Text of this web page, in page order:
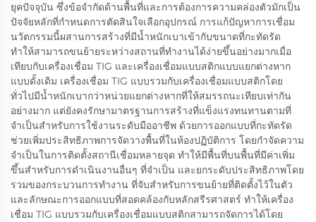
ยุคปัจจุบัน ซึ่งข้อจำกัดด้านพื้นที่และการต้องการความคล่องตัวมักเป็น
ปัจจัยหลักที่กำหนดการตัดสินใจเลือกอุปกรณ์ การแก้ปัญหาการเชื่อม
นวัตกรรมนี้ผสานการสร้างที่มีน้ำหนักเบาเข้ากับขนาดที่กะทัดรัด
ทำให้สามารถขนย้ายระหว่างสถานที่ทำงานได้ง่ายขึ้นอย่างมากเมื่อ
เทียบกับเครื่องเชื่อม TIG และเครื่องเชื่อมแบบสติกแบบแยกต่างหาก
แบบดั้งเดิม เครื่องเชื่อม TIG แบบรวมกับเครื่องเชื่อมแบบสติกโดย
ทั่วไปมีน้ำหนักเบากว่าหน่วยแยกต่างหากที่ให้สมรรถนะเทียบเท่ากัน
อย่างมาก แต่ยังคงรักษามาตรฐานการสร้างที่แข็งแรงทนทานตามที่
จำเป็นสำหรับการใช้งานระดับมืออาชีพ ด้วยการออกแบบที่กะทัดรัด
ช่วยเพิ่มประสิทธิภาพการจัดวางพื้นที่ในห้องปฏิบัติการ โดยกำจัดความ
จำเป็นในการติดตั้งสถานีเชื่อมหลายจุด ทำให้มีพื้นที่บนพื้นที่มีค่าเพิ่ม
ขึ้นสำหรับการดำเนินงานอื่นๆ ที่จำเป็น และยกระดับประสิทธิภาพโดย
รวมของกระบวนการทำงาน ที่จับสำหรับการขนย้ายที่ติดตั้งไว้ในตัว
และลักษณะการออกแบบที่สอดคล้องกับหลักสรีรศาสตร์ ทำให้เครื่อง
เชื่อม TIG แบบรวมกับเครื่องเชื่อมแบบสติกสามารถจัดการได้โดย